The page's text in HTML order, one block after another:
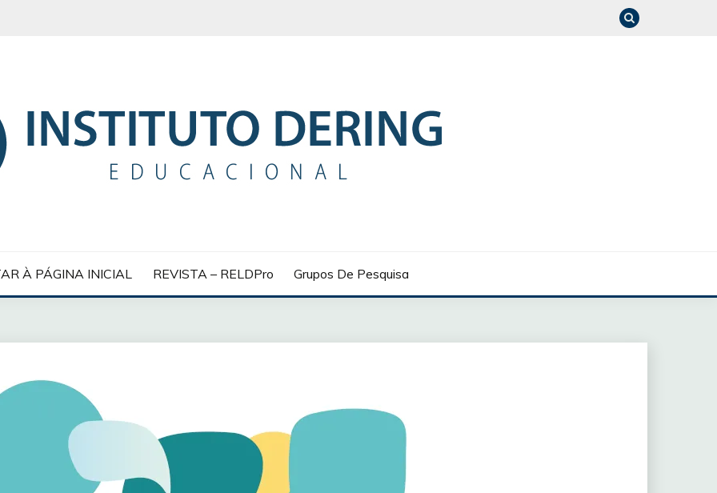
À PÁGINA INICIAL REVISTA – RELDPro Grupos De Pesquisa